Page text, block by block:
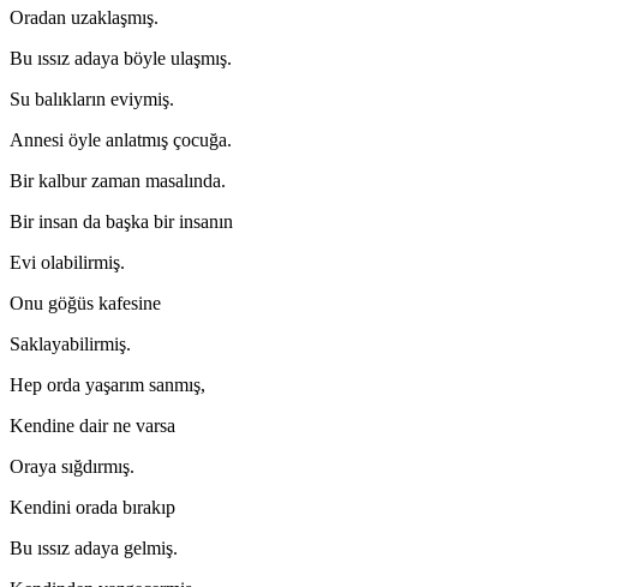
Oradan uzaklaşmış.
Bu ıssız adaya böyle ulaşmış.
Su balıkların eviymiş.
Annesi öyle anlatmış çocuğa.
Bir kalbur zaman masalında.
Bir insan da başka bir insanın
Evi olabilirmiş.
Onu göğüs kafesine
Saklayabilirmiş.
Hep orda yaşarım sanmış,
Kendine dair ne varsa
Oraya sığdırmış.
Kendini orada bırakıp
Bu ıssız adaya gelmiş.